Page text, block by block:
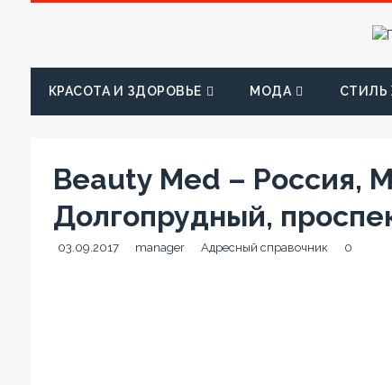
КРАСОТА И ЗДОРОВЬЕ МОДА СТИЛЬ
Beauty Med – Россия,
Долгопрудный,
03.09.2017 manager Адресный справочник 0